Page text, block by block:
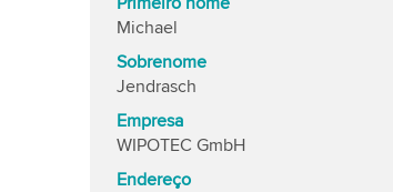
Michael
Sobrenome
Jendrasch
Empresa
WIPOTEC GmbH
Endereço